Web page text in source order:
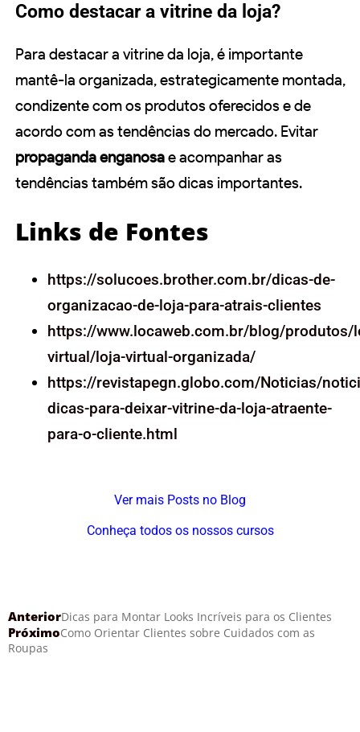
Como destacar a vitrine da loja?
Para destacar a vitrine da loja, é importante
mantê-la organizada, estrategicamente montada,
condizente com os produtos oferecidos e de
acordo com as tendências do mercado. Evitar
propaganda enganosae acompanhar as
tendências também são dicas importantes.
Links de Fontes
https://solucoes.brother.com.br/dicas-de-
organizacao-de-loja-para-atrais-clientes
https://www.locaweb.com.br/blog/produtos/
virtual/loja-virtual-organizada/
https://revistapegn.globo.com/Noticias/
dicas-para-deixar-vitrine-da-loja-atraente-
para-o-cliente.html
Ver mais Posts no Blog
Conheça todos os nossos cursos
AnteriorDicas para Montar Looks Incríveis para os Clientes
PróximoComo Orientar Clientes sobre Cuidados com as
Roupas